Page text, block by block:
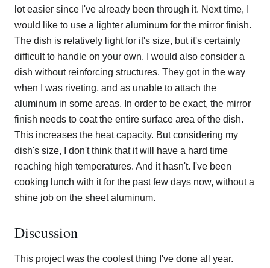
lot easier since I've already been through it. Next time, I
would like to use a lighter aluminum for the mirror finish.
The dish is relatively light for it's size, but it's certainly
difficult to handle on your own. I would also consider a
dish without reinforcing structures. They got in the way
when I was riveting, and as unable to attach the
aluminum in some areas. In order to be exact, the mirror
finish needs to coat the entire surface area of the dish.
This increases the heat capacity. But considering my
dish's size, I don't think that it will have a hard time
reaching high temperatures. And it hasn't. I've been
cooking lunch with it for the past few days now, without a
shine job on the sheet aluminum.
Discussion
This project was the coolest thing I've done all year.